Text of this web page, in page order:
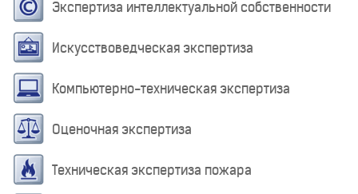
Экспертиза интеллектуальной собственности
Искусствоведческая экспертиза
Компьютерно-техническая экспертиза
Оценочная экспертиза
Техническая экспертиза пожара